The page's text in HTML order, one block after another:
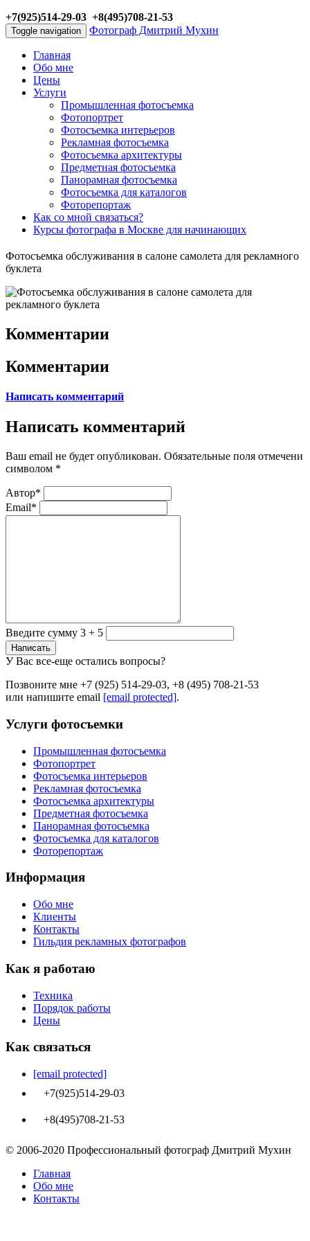
+7(925)514-29-03 +8(495)708-21-53
Toggle navigation Фотограф Дмитрий Мухин
Главная
Обо мне
Цены
Услуги
Промышленная фотосъемка
Фотопортрет
Фотосъемка интерьеров
Рекламная фотосъемка
Фотосъемка архитектуры
Предметная фотосъемка
Панорамная фотосъемка
Фотосъемка для каталогов
Фоторепортаж
Как со мной связаться?
Курсы фотографа в Москве для начинающих
Фотосъемка обслуживания в салоне самолета для рекламного
буклета
Комментарии
Комментарии
Написать комментарий
Написать комментарий
Ваш email не будет опубликован. Обязательные поля отмечени
символом *
Автор*
Email*
Введите сумму 3 + 5
Написать
У Вас все-еще остались вопросы?
Позвоните мне +7 (925) 514-29-03, +8 (495) 708-21-53
или напишите email [email protected].
Услуги фотосъемки
Промышленная фотосъемка
Фотопортрет
Фотосъемка интерьеров
Рекламная фотосъемка
Фотосъемка архитектуры
Предметная фотосъемка
Панорамная фотосъемка
Фотосъемка для каталогов
Фоторепортаж
Информация
Обо мне
Клиенты
Контакты
Гильдия рекламных фотографов
Как я работаю
Техника
Порядок работы
Цены
Как связаться
[email protected]
+7(925)514-29-03
+8(495)708-21-53
© 2006-2020 Профессиональный фотограф Дмитрий Мухин
Главная
Обо мне
Контакты